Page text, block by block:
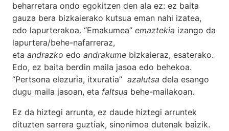
beharretara ondo egokitzen den ala ez: ez baita
gauza bera bizkaierako kutsua eman nahi izatea,
edo lapurterakoa. “Emakumea” emaztekia izango da
lapurtera/behe-nafarreraz,
eta andrazko edo andrakume bizkaieraz, esaterako.
Edo, ez baita berdin maila jasoa edo behekoa.
“Pertsona elezuria, itxuratia” azalutsa dela esango
dugu maila jasoan, eta faltsua behe-mailakoan.
Ez da hiztegi arrunta, ez daude hiztegi arruntek
dituzten sarrera guztiak, sinonimoa dutenak baizik.